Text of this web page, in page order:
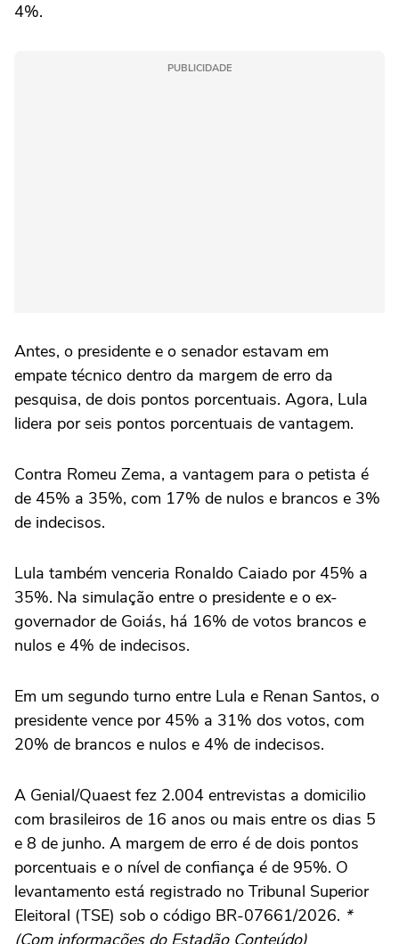
4%.
PUBLICIDADE
Antes, o presidente e o senador estavam em
empate técnico dentro da margem de erro da
pesquisa, de dois pontos porcentuais. Agora, Lula
lidera por seis pontos porcentuais de vantagem.
Contra Romeu Zema, a vantagem para o petista é
de 45% a 35%, com 17% de nulos e brancos e 3%
de indecisos.
Lula também venceria Ronaldo Caiado por 45% a
35%. Na simulação entre o presidente e o ex-
governador de Goiás, há 16% de votos brancos e
nulos e 4% de indecisos.
Em um segundo turno entre Lula e Renan Santos, o
presidente vence por 45% a 31% dos votos, com
20% de brancos e nulos e 4% de indecisos.
A Genial/Quaest fez 2.004 entrevistas a domicilio
com brasileiros de 16 anos ou mais entre os dias 5
e 8 de junho. A margem de erro é de dois pontos
porcentuais e o nível de confiança é de 95%. O
levantamento está registrado no Tribunal Superior
Eleitoral (TSE) sob o código BR-07661/2026. *